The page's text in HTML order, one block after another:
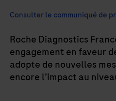
Consulter le communiqué de
Roche Diagnostics
engagement en faveur
adopte de nouvelles
encore l’impact au